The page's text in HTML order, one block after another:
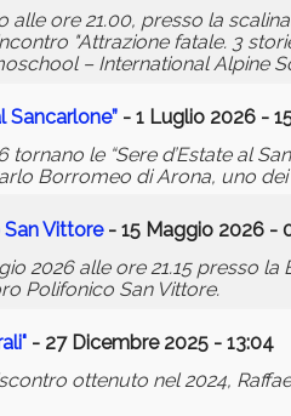
alle ore 21.00, presso la
"Attrazione fatale. 3
– International Alpine
Sancarlone” - 1 Luglio 2026 -
tornano le “Sere d’Estate al
Borromeo di Arona, uno
Vittore- 15 Maggio 2026 -
2026 alle ore 21.15 presso
Polifonico San Vittore.
- 27 Dicembre 2025 - 13:04
ottenuto nel 2024,